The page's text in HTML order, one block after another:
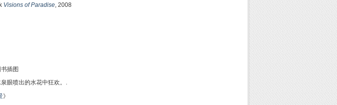
Visions of Paradise, 2008
插图
眼喷出的水花中狂欢。.
》